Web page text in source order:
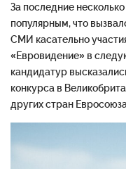
За последние
популярным, что
СМИ касательно
«Евровидение» в
кандидатур
конкурса в
других стран